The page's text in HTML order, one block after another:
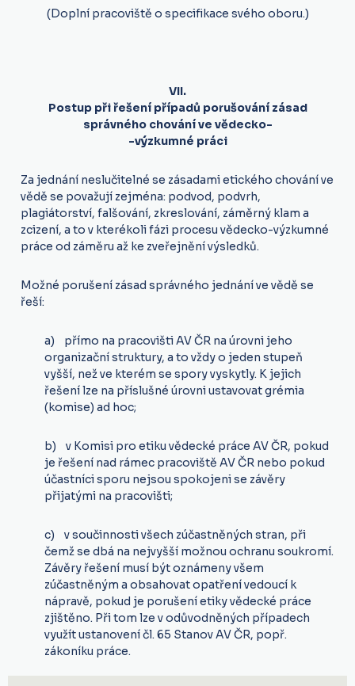
(Doplní pracoviště o specifikace svého oboru.)
VII.
Postup při řešení případů porušování zásad
správného chování ve vědecko-
-výzkumné práci
Za jednání neslučitelné se zásadami etického chování ve
vědě se považují zejména: podvod, podvrh,
plagiátorství, falšování, zkreslování, záměrný klam a
zcizení, a to v kterékoli fázi procesu vědecko-výzkumné
práce od záměru až ke zveřejnění výsledků.
Možné porušení zásad správného jednání ve vědě se
řeší:
a) přímo na pracovišti AV ČR na úrovni jeho
organizační struktury, a to vždy o jeden stupeň
vyšší, než ve kterém se spory vyskytly. K jejich
řešení lze na příslušné úrovni ustavovat grémia
(komise) ad hoc;
b) v Komisi pro etiku vědecké práce AV ČR, pokud
je řešení nad rámec pracoviště AV ČR nebo pokud
účastníci sporu nejsou spokojeni se závěry
přijatými na pracovišti;
c) v součinnosti všech zúčastněných stran, při
čemž se dbá na nejvyšší možnou ochranu soukromí.
Závěry řešení musí být oznámeny všem
zúčastněným a obsahovat opatření vedoucí k
nápravě, pokud je porušení etiky vědecké práce
zjištěno. Při tom lze v odůvodněných případech
využít ustanovení čl. 65 Stanov AV ČR, popř.
zákoníku práce.